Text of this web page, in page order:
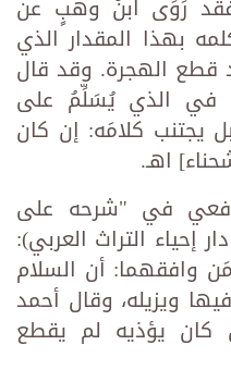
فقد رَوَى ابنُ وهبٍ عن
بهذا المقدار الذي
قطع الهجرة. وقد قال
في الذي يُسَلِّمُ على
يجتنب كلامَه: إن كان
اهـ.
في "شرحه على
(16/ 117، ط. دار إحياء التراث العربي):
وافقهما: أن السلام
ويزيله، وقال أحمد
كان يؤذيه لم يقطع